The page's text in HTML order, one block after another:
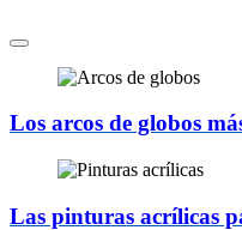
Los arcos de globos
Las pinturas acrílicas